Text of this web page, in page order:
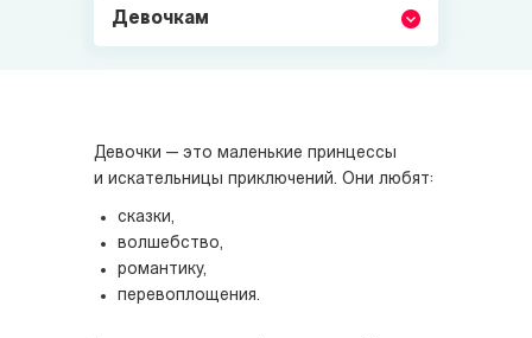
Девочкам
Девочки — это маленькие принцессы
и искательницы приключений. Они любят:
сказки,
волшебство,
романтику,
перевоплощения.